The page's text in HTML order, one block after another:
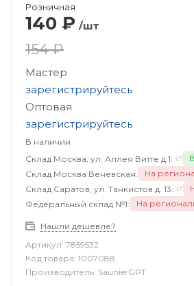
Розничная
140 ₽ /шт
154 ₽
Мастер
зарегистрируйтесь
Оптовая
зарегистрируйтесь
В наличии
Склад Москва, ул. Аллея Витте д.1:
Склад Москва Веневская:
На
Склад Саратов, ул. Танкистов д. 13:
Федеральный склад №1:
На
Нашли дешевле?
Артикул: 7859532
Код товара: 1007088
Производитель: SaunierGPT